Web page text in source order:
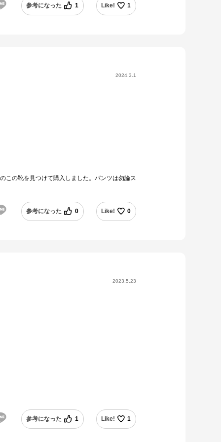
参考になった 1 Like! 1
2024.3.1
この靴を見つけて購入しました。パンツは勿論ス
参考になった 0 Like! 0
2023.5.23
参考になった 1 Like! 1